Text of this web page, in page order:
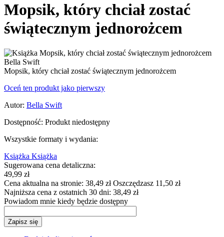
Mopsik, który chciał zostać
świątecznym jednorożcem
Mopsik, który chciał zostać świątecznym jednorożcem
Oceń ten produkt jako pierwszy
Autor: Bella Swift
Dostępność: Produkt niedostępny
Wszystkie formaty i wydania:
Książka Książka
Sugerowana cena detaliczna:
49,99 zł
Cena aktualna na stronie: 38,49 złOszczędzasz 11,50 zł
Najniższa cena z ostatnich 30 dni: 38,49 zł
Powiadom mnie kiedy będzie dostępny
Zapisz się